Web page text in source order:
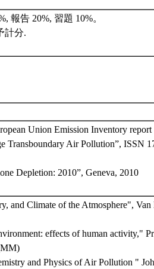
報告 20%, 習題 10%。
計分.
Union Emission Inventory
Transboundary Air Pollution”, ISSN
Depletion: 2010”, Geneva, 2010
and Climate of the Atmosphere",
effects of human activity,"
and Physics of Air Pollution "